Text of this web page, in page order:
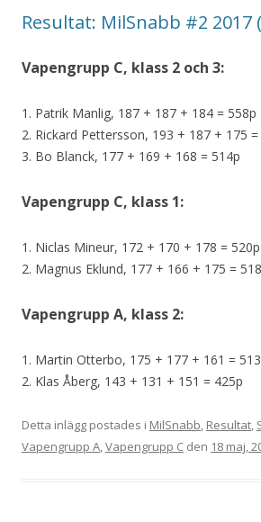
Resultat: MilSnabb #2 2017
Vapengrupp C, klass 2 och 3:
1. Patrik Manlig, 187 + 187 + 184 = 558p
2. Rickard Pettersson, 193 + 187 + 175 =
3. Bo Blanck, 177 + 169 + 168 = 514p
Vapengrupp C, klass 1:
1. Niclas Mineur, 172 + 170 + 178 = 520p
2. Magnus Eklund, 177 + 166 + 175 =
Vapengrupp A, klass 2:
1. Martin Otterbo, 175 + 177 + 161 =
2. Klas Åberg, 143 + 131 + 151 = 425p
Detta inlägg postades i MilSnabb, Resultat,
Vapengrupp A,Vapengrupp C den 18 maj,